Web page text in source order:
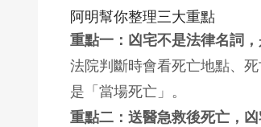
阿明幫你整理三大重點
重點一：凶宅不是法律名詞
法院判斷時會看死亡地點、
是「當場死亡」。
重點二：送醫急救後死亡，